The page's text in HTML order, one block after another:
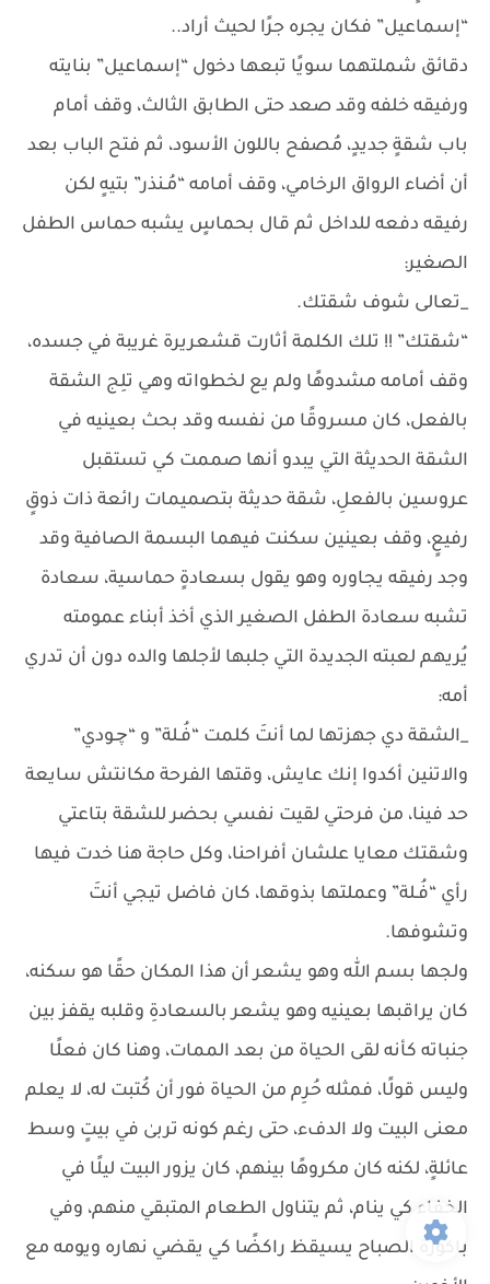
“إسماعيل” فكان يجره جرًا لحيث أراد..
دقائق شملتهما سويًا تبعها دخول “إسماعيل” بنايته
ورفيقه خلفه وقد صعد حتى الطابق الثالث، وقف أمام
باب شقةٍ جديدٍ، مُصفح باللون الأسود، ثم فتح الباب بعد
أن أضاء الرواق الرخامي، وقف أمامه “مُـنذر” بتيهٍ لكن
رفيقه دفعه للداخل ثم قال بحماسٍ يشبه حماس الطفل
الصغير:
_تعالى شوف شقتك.
“شقتك” !! تلك الكلمة أثارت قشعريرة غريبة في جسده،
وقف أمامه مشدوهًا ولم يع لخطواته وهي تلِج الشقة
بالفعل، كان مسروقًا من نفسه وقد بحث بعينيه في
الشقة الحديثة التي يبدو أنها صممت كي تستقبل
عروسين بالفعلِ، شقة حديثة بتصميمات رائعة ذات ذوقٍ
رفيعٍ، وقف بعينين سكنت فيهما البسمة الصافية وقد
وجد رفيقه يجاوره وهو يقول بسعادةٍ حماسية، سعادة
تشبه سعادة الطفل الصغير الذي أخذ أبناء عمومته
يُريهم لعبته الجديدة التي جلبها لأجلها والده دون أن تدري
أمه:
_الشقة دي جهزتها لما أنتَ كلمت “فُـلة” و “چـودي”
والاتنين أكدوا إنك عايش، وقتها الفرحة مكانتش سايعة
حد فينا، من فرحتي لقيت نفسي بحضر للشقة بتاعتي
وشقتك معايا علشان أفراحنا، وكل حاجة هنا خدت فيها
رأي “فُـلة” وعملتها بذوقها، كان فاضل تيجي أنتَ
وتشوفها.
ولجها بسم الله وهو يشعر أن هذا المكان حقًا هو سكنه،
كان يراقبها بعينيه وهو يشعر بالسعادةِ وقلبه يقفز بين
جنباته كأنه لقى الحياة من بعد الممات، وهنا كان فعلًا
وليس قولًا، فمثله حُرِم من الحياة فور أن كُتبت له، لا يعلم
معنى البيت ولا الدفء، حتى رغم كونه تربىٰ في بيتٍ وسط
عائلةٍ، لكنه كان مكروهًا بينهم، كان يزور البيت ليلًا في
الخفاء كي ينام، ثم يتناول الطعام المتبقي منهم، وفي
باكورة الصباح يسيقظ راكضًا كي يقضي نهاره ويومه مع